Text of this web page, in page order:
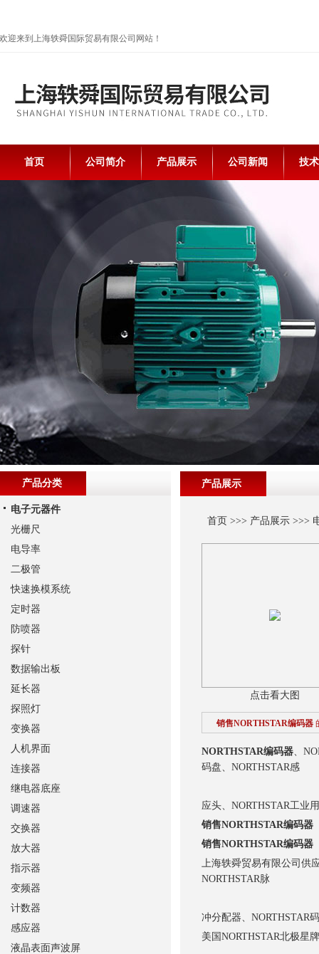
欢迎来到上海轶舜国际贸易有限公司网站！
首页 公司简介 产品展示 公司新闻 技
产品展示
首页 >>> 产品展示>>>
点击看大图
销售NORTHSTAR编码器
NORTHSTAR编码器、
码盘、NORTHSTAR感
应头、NORTHSTAR工业
销售NORTHSTAR编码器
销售NORTHSTAR编码器
上海轶舜贸易有限公司供
NORTHSTAR脉
冲分配器、NORTHSTAR
美国NORTHSTAR北极星
产品分类
电子元器件
光栅尺
电导率
二极管
快速换模系统
定时器
防喷器
探针
数据输出板
延长器
探照灯
变换器
人机界面
连接器
继电器底座
调速器
交换器
放大器
指示器
变频器
计数器
感应器
液晶表面声波屏